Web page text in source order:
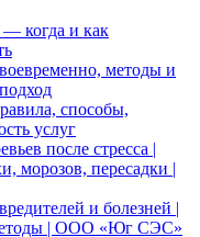
— когда и как
методы и
способы,
услуг
после стресса |
морозов, пересадки |
и болезней |
| ООО «Юг СЭС»